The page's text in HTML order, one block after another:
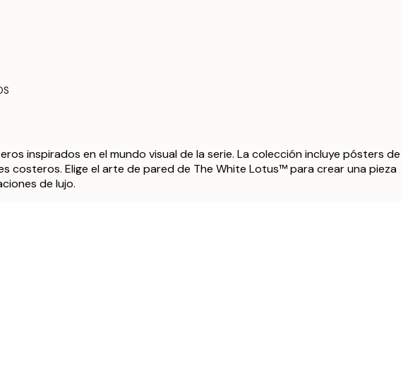
inspirados en el mundo visual de la serie. La colección incluye pósters de
Elige el arte de pared de The White Lotus™ para crear una pieza
de lujo.